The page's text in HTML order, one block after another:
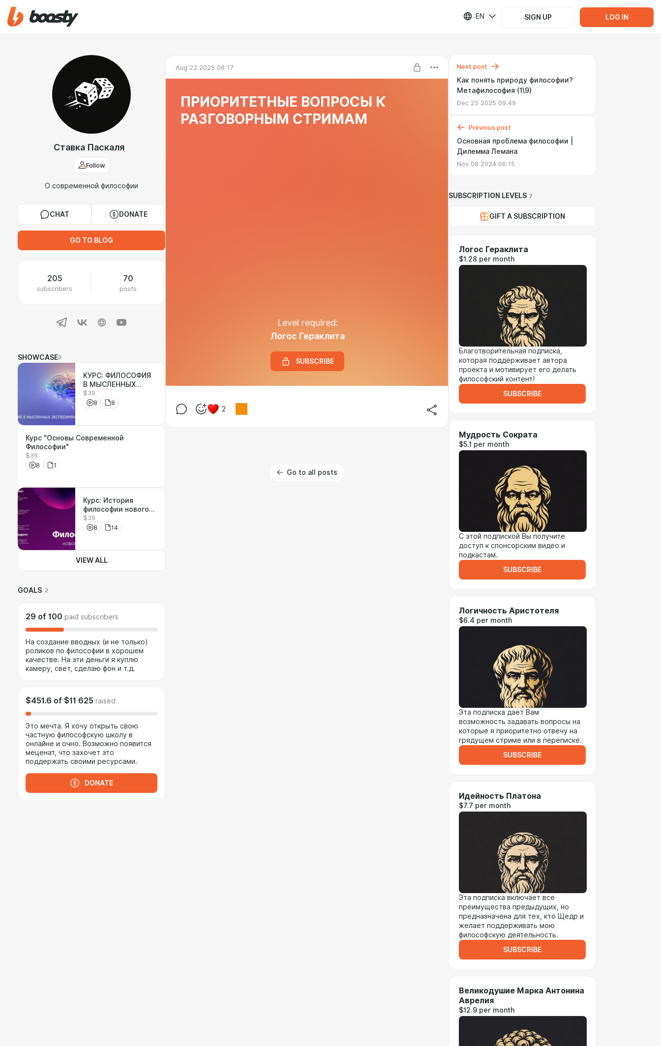
EN SIGN UP LOG IN
Ставка Паскаля
Follow
О современной философии
CHAT DONATE
GO TO BLOG
205
subscribers
70
posts
SHOWCASE3
КУРС: ФИЛОСОФИЯ
В МЫСЛЕННЫХ
ЭКСПЕРМЕНТАХ
$39
8
8
Курс "Основы Современной
Философии"
$39
8
1
Курс: История
философии нового
времени. От
Декарта до Юма.
$39
8
14
VIEW ALL
GOALS 2
29 of 100 paid subscribers
На создание вводных (и не только)
роликов по философии в хорошем
качестве. На эти деньги я куплю
камеру, свет, сделаю фон и т.д.
$451.6 of $11 625 raised
Это мечта. Я хочу открыть свою
частную философскую школу в
онлайне и очно. Возможно появится
меценат, что захочет это
поддержать своими ресурсами.
DONATE
Aug 22 2025 06:17
ПРИОРИТЕТНЫЕ ВОПРОСЫ К
РАЗГОВОРНЫМ СТРИМАМ
Level required:
Логос Гераклита
SUBSCRIBE
2
Go to all posts
Next post
Как понять природу философии?
Метафилософия (1\9)
Dec 25 2025 09:49
Previous post
Основная проблема философии |
Дилемма Лемана
Nov 08 2024 06:15
SUBSCRIPTION LEVELS 7
GIFT A SUBSCRIPTION
Логос Гераклита
$1.28 per month
Благотворительная подписка,
которая поддерживает автора
проекта и мотивирует его делать
философский контент!
SUBSCRIBE
Мудрость Сократа
$5.1 per month
С этой подпиской Вы получите
доступ к спонсорским видео и
подкастам.
SUBSCRIBE
Логичность Аристотеля
$6.4 per month
Эта подписка дает Вам
возможность задавать вопросы на
которые я приоритетно отвечу на
грядущем стриме или в переписке.
SUBSCRIBE
Идейность Платона
$7.7 per month
Эта подписка включает все
преимущества предыдущих, но
предназначена для тех, кто Щедр и
желает поддерживать мою
философскую деятельность.
SUBSCRIBE
Великодушие Марка Антонина
Аврелия
$12.9 per month